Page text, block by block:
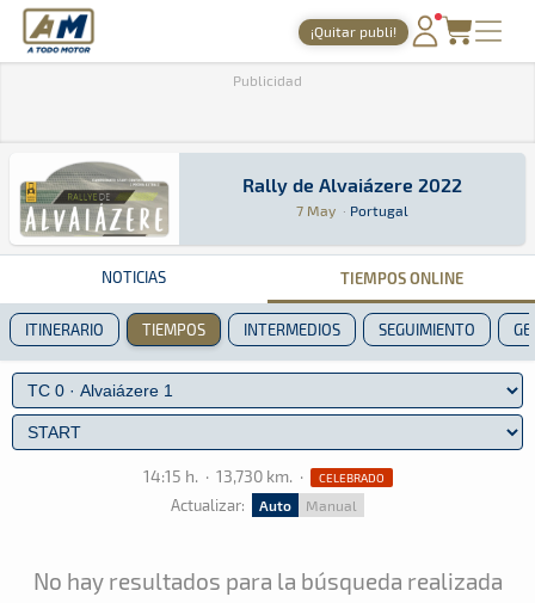
A Todo Motor · Revista del motor desde 1999
¡Quitar publi!
NOTICIAS
AGENDA
GALERÍAS
TIENDA
ARCHIVO
Publicidad
Rally de Alvaiázere 2022
Rally de Alvaiázere 2022
7 May · Portugal
Rally · Rally de Alvaiázere 2022: Aquí
Portugal
NOTICIAS TIEMPOS ONLINE
ITINERARIO TIEMPOS INTERMEDIOS SEGUIMIENTO
14:15 h. · 13,730 km. · CELEBRADO
Actualizar: Auto Manual
No hay resultados para la búsqueda realizada